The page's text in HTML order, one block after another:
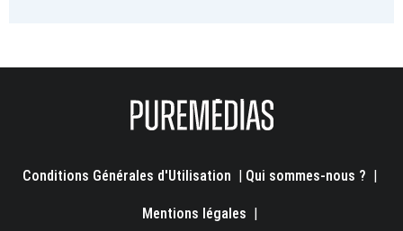
Conditions Générales d'Utilisation Qui sommes-nous ?
Mentions légales